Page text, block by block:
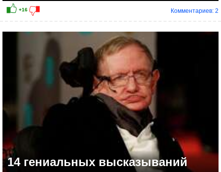
Комментариев: 2
14 гениальных высказываний